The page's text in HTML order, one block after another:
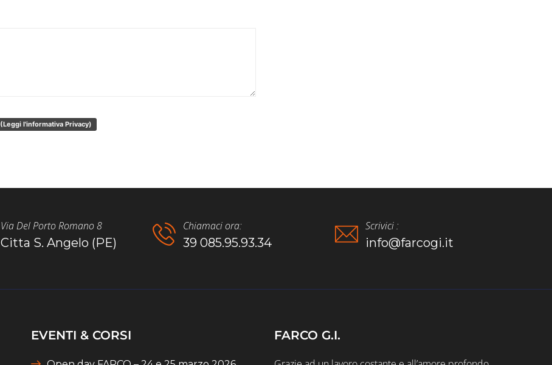
(Leggi l'informativa Privacy)
Via Del Porto Romano 8
Citta S. Angelo (PE)
Chiamaci ora:
39 085.95.93.34
Scrivici :
info@farcogi.it
EVENTI & CORSI FARCO G.I.